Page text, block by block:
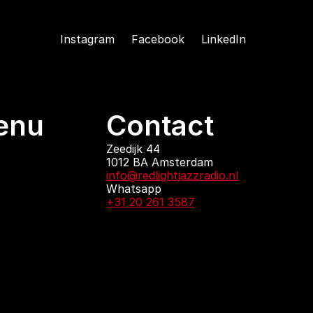
Instagram Facebook LinkedIn
Contact
Zeedijk 44
1012 BA Amsterdam
info@redlightjazzradio.nl
Whatsapp
+31 20 261 3587